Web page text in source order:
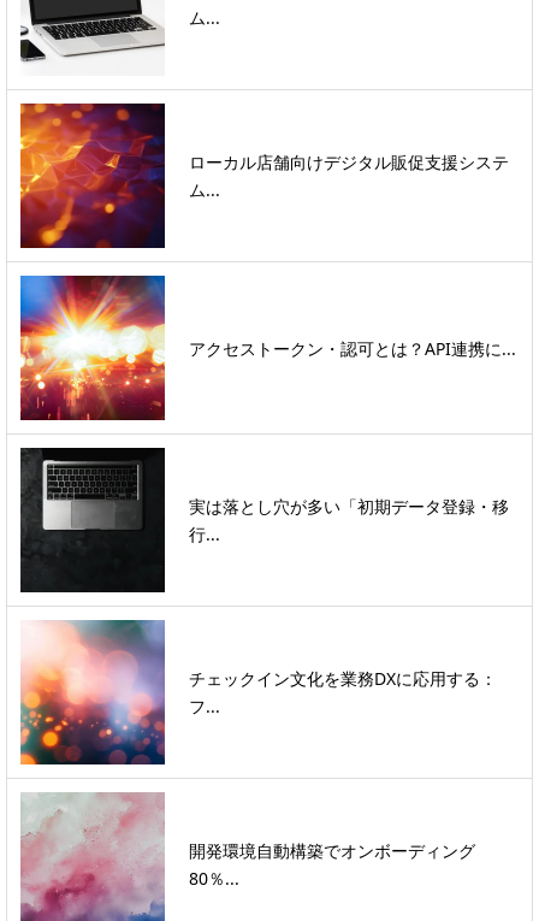
ム...
ローカル店舗向けデジタル販促支援システ
ム...
アクセストークン・認可とは？API連携に...
実は落とし穴が多い「初期データ登録・移
行...
チェックイン文化を業務DXに応用する：
フ...
開発環境自動構築でオンボーディング
80％...